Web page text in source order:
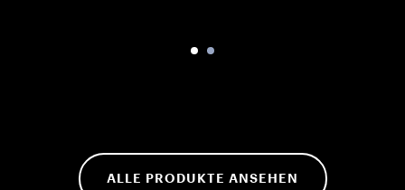
ALLE PRODUKTE ANSEHEN